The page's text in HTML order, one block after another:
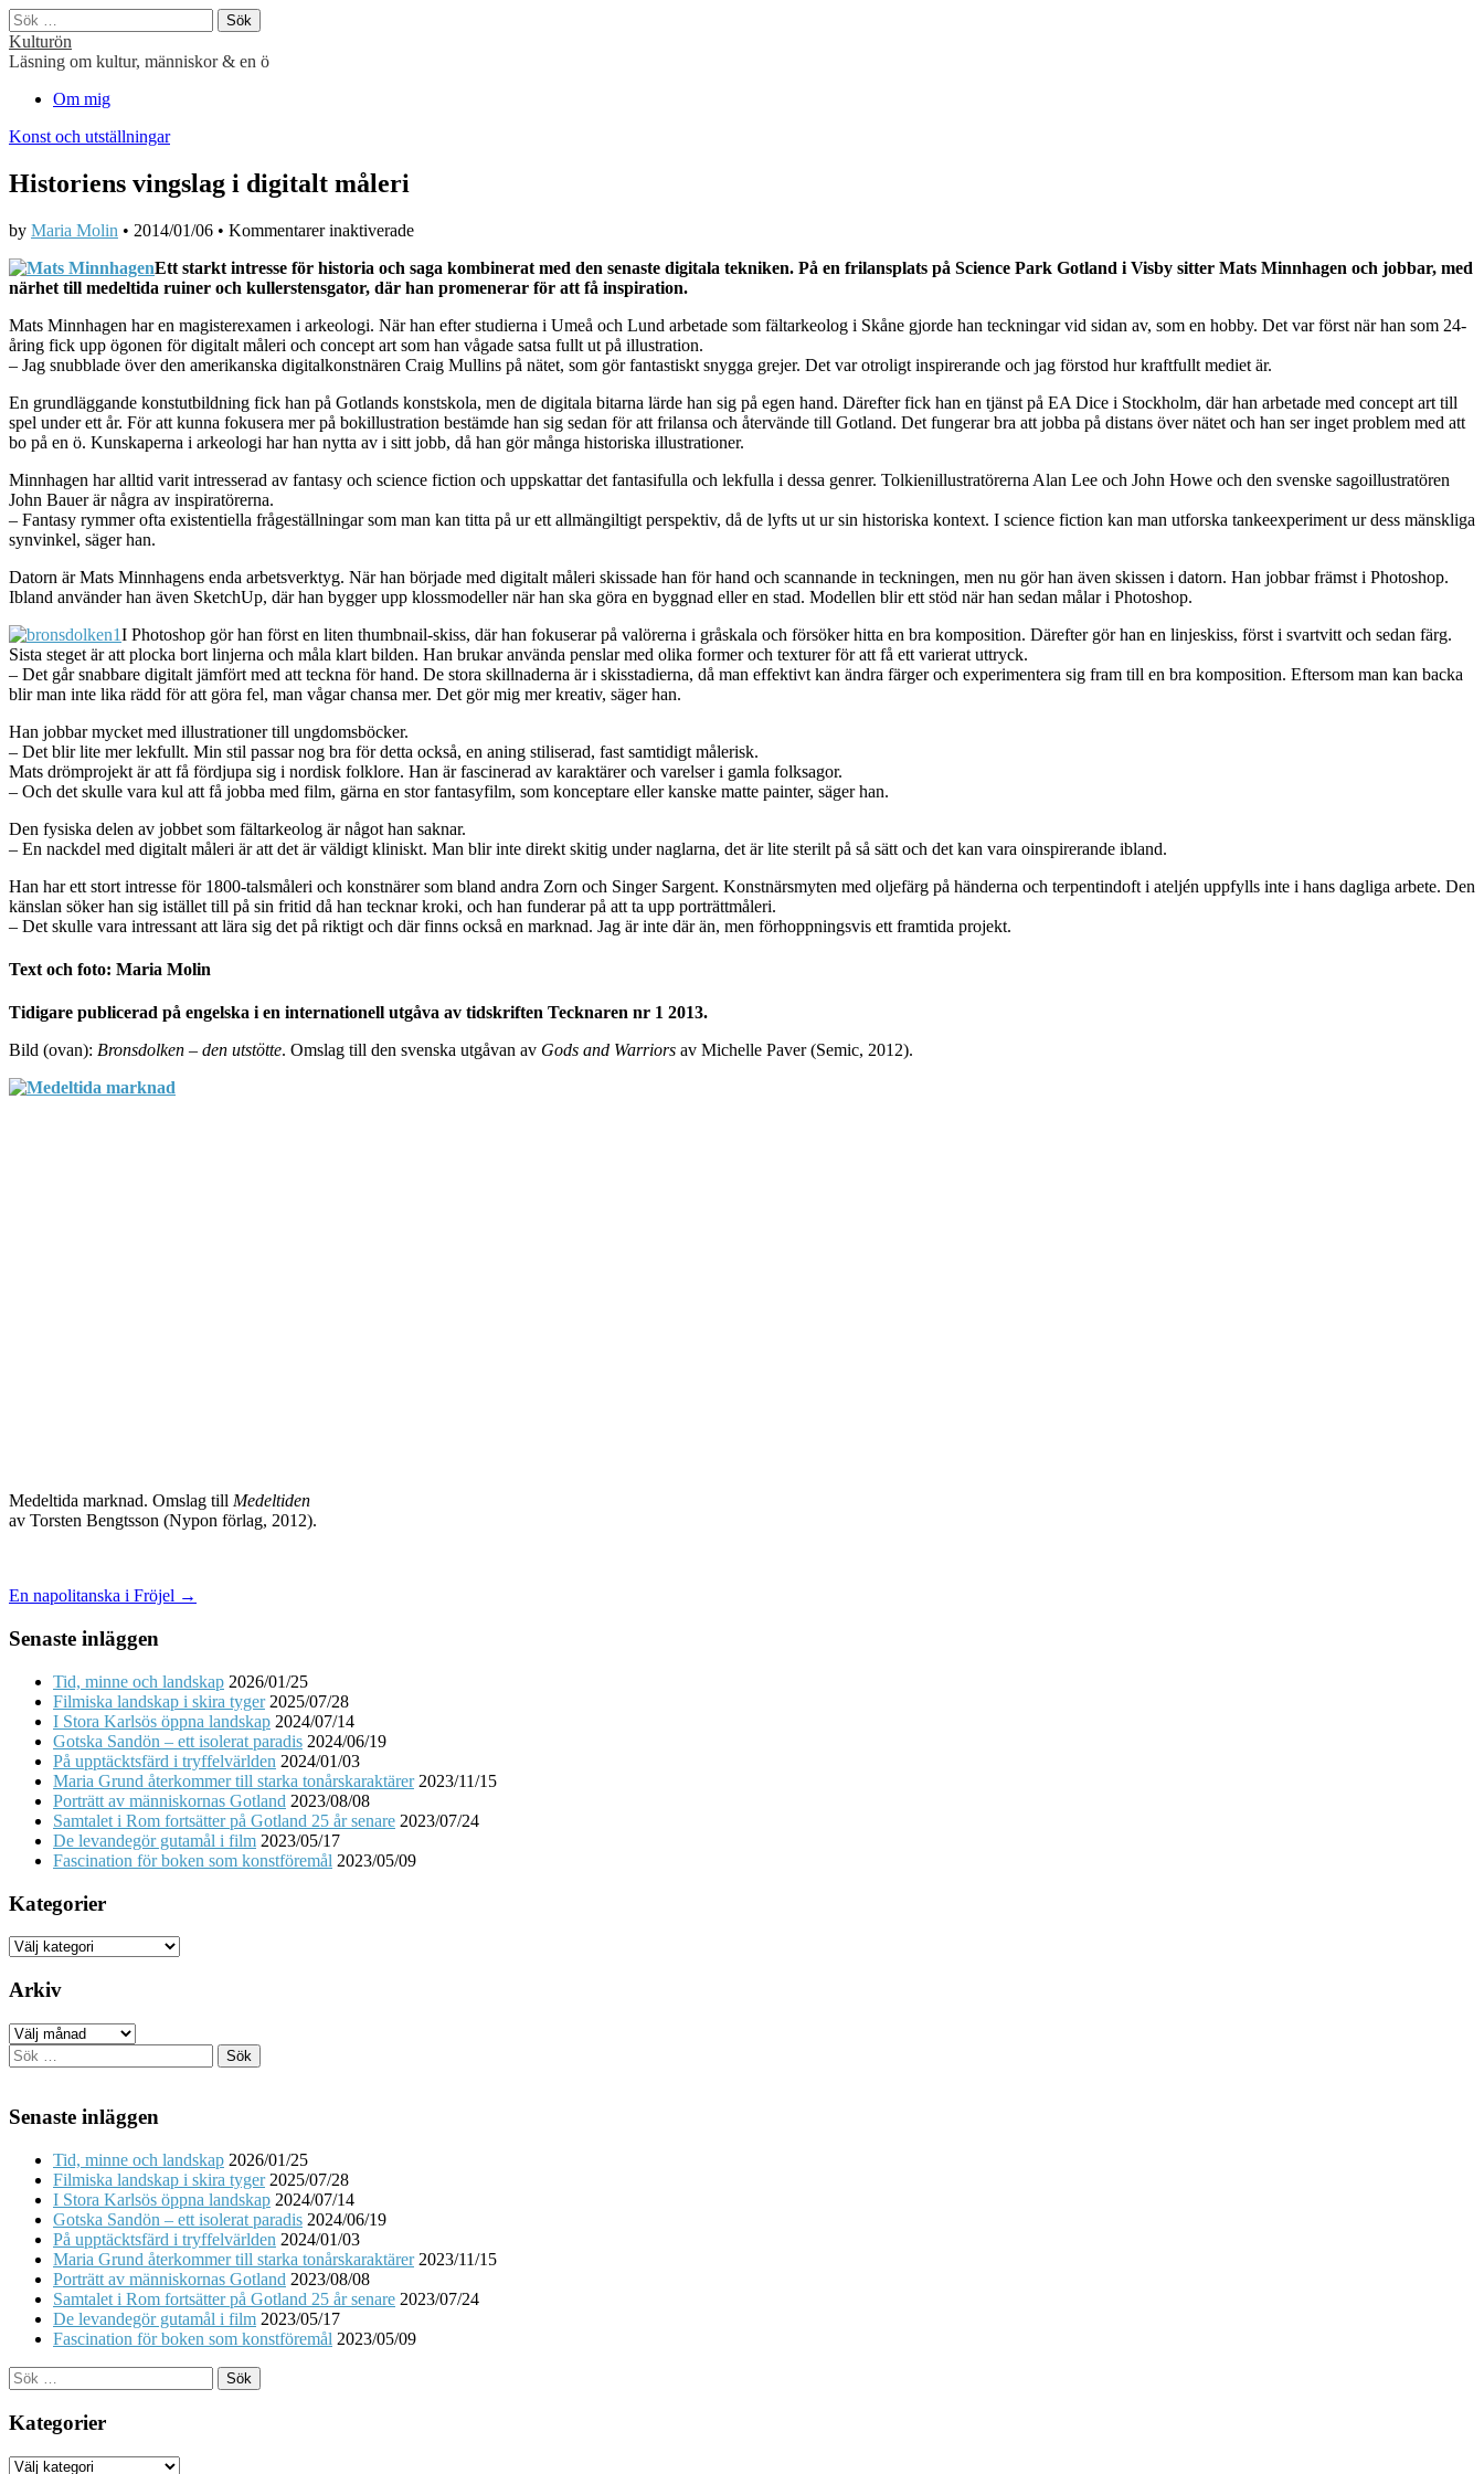
Sök
efter:
Kulturön
Läsning om kultur, människor & en ö
Main
Skip
content
Om mig
Konst och utställningar
Historiens vingslag i digitalt måleri
by Maria Molin • 2014/01/06 • Kommentarer inaktiveradeför
vingslag
i
måleri
Ett starkt intresse för historia och saga kombinerat med den senaste digitala tekniken. På en frilansplats på Science Park Gotland i Visby sitter Mats Minnhagen och jobbar, med
närhet till medeltida ruiner och kullerstensgator, där han promenerar för att få inspiration.
Mats Minnhagen har en magisterexamen i arkeologi. När han efter studierna i Umeå och Lund arbetade som fältarkeolog i Skåne gjorde han teckningar vid sidan av, som en hobby. Det var först när han som 24-
åring fick upp ögonen för digitalt måleri och concept art som han vågade satsa fullt ut på illustration.
– Jag snubblade över den amerikanska digitalkonstnären Craig Mullins på nätet, som gör fantastiskt snygga grejer. Det var otroligt inspirerande och jag förstod hur kraftfullt mediet är.
En grundläggande konstutbildning fick han på Gotlands konstskola, men de digitala bitarna lärde han sig på egen hand. Därefter fick han en tjänst på EA Dice i Stockholm, där han arbetade med concept art till
spel under ett år. För att kunna fokusera mer på bokillustration bestämde han sig sedan för att frilansa och återvände till Gotland. Det fungerar bra att jobba på distans över nätet och han ser inget problem med att
bo på en ö. Kunskaperna i arkeologi har han nytta av i sitt jobb, då han gör många historiska illustrationer.
Minnhagen har alltid varit intresserad av fantasy och science fiction och uppskattar det fantasifulla och lekfulla i dessa genrer. Tolkienillustratörerna Alan Lee och John Howe och den svenske sagoillustratören
John Bauer är några av inspiratörerna.
– Fantasy rymmer ofta existentiella frågeställningar som man kan titta på ur ett allmängiltigt perspektiv, då de lyfts ut ur sin historiska kontext. I science fiction kan man utforska tankeexperiment ur dess mänskliga
synvinkel, säger han.
Datorn är Mats Minnhagens enda arbetsverktyg. När han började med digitalt måleri skissade han för hand och scannande in teckningen, men nu gör han även skissen i datorn. Han jobbar främst i Photoshop.
Ibland använder han även SketchUp, där han bygger upp klossmodeller när han ska göra en byggnad eller en stad. Modellen blir ett stöd när han sedan målar i Photoshop.
I Photoshop gör han först en liten thumbnail-skiss, där han fokuserar på valörerna i gråskala och försöker hitta en bra komposition. Därefter gör han en linjeskiss, först i svartvitt och sedan färg.
Sista steget är att plocka bort linjerna och måla klart bilden. Han brukar använda penslar med olika former och texturer för att få ett varierat uttryck.
– Det går snabbare digitalt jämfört med att teckna för hand. De stora skillnaderna är i skisstadierna, då man effektivt kan ändra färger och experimentera sig fram till en bra komposition. Eftersom man kan backa
blir man inte lika rädd för att göra fel, man vågar chansa mer. Det gör mig mer kreativ, säger han.
Han jobbar mycket med illustrationer till ungdomsböcker.
– Det blir lite mer lekfullt. Min stil passar nog bra för detta också, en aning stiliserad, fast samtidigt målerisk.
Mats drömprojekt är att få fördjupa sig i nordisk folklore. Han är fascinerad av karaktärer och varelser i gamla folksagor.
– Och det skulle vara kul att få jobba med film, gärna en stor fantasyfilm, som konceptare eller kanske matte painter, säger han.
Den fysiska delen av jobbet som fältarkeolog är något han saknar.
– En nackdel med digitalt måleri är att det är väldigt kliniskt. Man blir inte direkt skitig under naglarna, det är lite sterilt på så sätt och det kan vara oinspirerande ibland.
Han har ett stort intresse för 1800-talsmåleri och konstnärer som bland andra Zorn och Singer Sargent. Konstnärsmyten med oljefärg på händerna och terpentindoft i ateljén uppfylls inte i hans dagliga arbete. Den
känslan söker han sig istället till på sin fritid då han tecknar kroki, och han funderar på att ta upp porträttmåleri.
– Det skulle vara intressant att lära sig det på riktigt och där finns också en marknad. Jag är inte där än, men förhoppningsvis ett framtida projekt.
Text och foto: Maria Molin
Tidigare publicerad på engelska i en internationell utgåva av tidskriften Tecknaren nr 1 2013.
Bild (ovan): Bronsdolken – den utstötte. Omslag till den svenska utgåvan av Gods and Warriors av Michelle Paver (Semic, 2012).
Medeltida marknad. Omslag till Medeltiden
av Torsten Bengtsson (Nypon förlag, 2012).
Post
En napolitanska i Fröjel →
Senaste inläggen
Tid, minne och landskap 2026/01/25
Filmiska landskap i skira tyger 2025/07/28
I Stora Karlsös öppna landskap 2024/07/14
Gotska Sandön – ett isolerat paradis 2024/06/19
På upptäcktsfärd i tryffelvärlden 2024/01/03
Maria Grund återkommer till starka tonårskaraktärer 2023/11/15
Porträtt av människornas Gotland 2023/08/08
Samtalet i Rom fortsätter på Gotland 25 år senare 2023/07/24
De levandegör gutamål i film 2023/05/17
Fascination för boken som konstföremål 2023/05/09
Kategorier
Kategorier
Arkiv
Arkiv
Sök
efter:
Senaste inläggen
Tid, minne och landskap 2026/01/25
Filmiska landskap i skira tyger 2025/07/28
I Stora Karlsös öppna landskap 2024/07/14
Gotska Sandön – ett isolerat paradis 2024/06/19
På upptäcktsfärd i tryffelvärlden 2024/01/03
Maria Grund återkommer till starka tonårskaraktärer 2023/11/15
Porträtt av människornas Gotland 2023/08/08
Samtalet i Rom fortsätter på Gotland 25 år senare 2023/07/24
De levandegör gutamål i film 2023/05/17
Fascination för boken som konstföremål 2023/05/09
Sök
efter:
Kategorier
Kategorier